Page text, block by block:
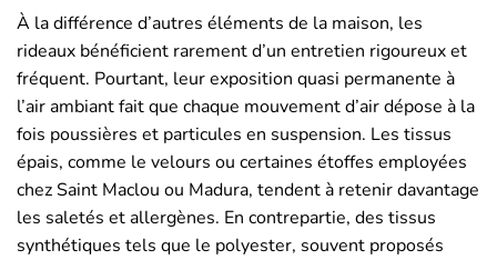
À la différence d’autres éléments de la maison, les
rideaux bénéficient rarement d’un entretien rigoureux et
fréquent. Pourtant, leur exposition quasi permanente à
l’air ambiant fait que chaque mouvement d’air dépose à la
fois poussières et particules en suspension. Les tissus
épais, comme le velours ou certaines étoffes employées
chez Saint Maclou ou Madura, tendent à retenir davantage
les saletés et allergènes. En contrepartie, des tissus
synthétiques tels que le polyester, souvent proposés